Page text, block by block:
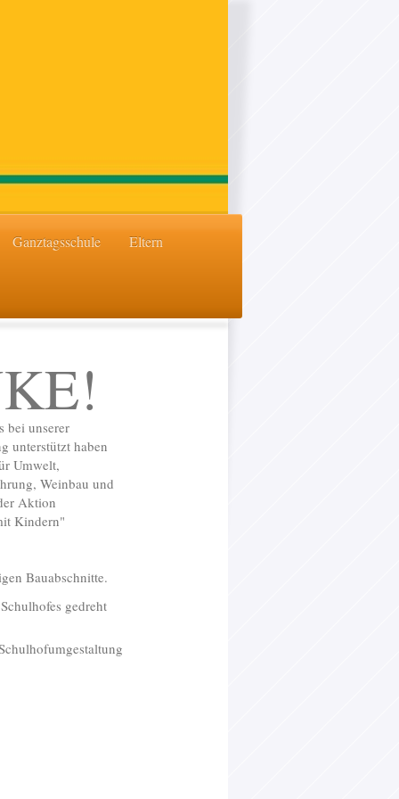
Ganztagsschule Eltern
bei unserer
unterstützt haben
Umwelt,
Weinbau und
Aktion
Kindern"
Bauabschnitte.
gedreht